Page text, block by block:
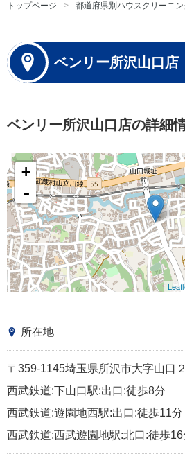
トップページ 都道府県別ハウスクリーニ
ベンリー所沢山口店
ベンリー所沢山口店の詳細
+
-
所在地
〒359-1145埼玉県所沢市大字山口
西武鉄道:下山口駅:出口:徒歩8分
西武鉄道:遊園地西駅:出口:徒歩11分
西武鉄道:西武遊園地駅:北口:徒歩16